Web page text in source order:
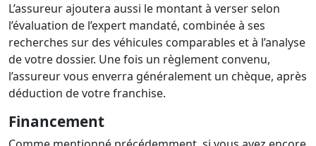
L’assureur ajoutera aussi le montant à verser selon
l’évaluation de l’expert mandaté, combinée à ses
recherches sur des véhicules comparables et à l’analyse
de votre dossier. Une fois un règlement convenu,
l’assureur vous enverra généralement un chèque, après
déduction de votre franchise.
Financement